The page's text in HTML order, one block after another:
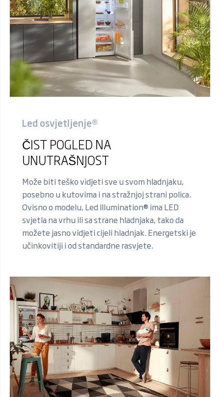
Led osvjetljenje®
ČIST POGLED NA
UNUTRAŠNJOST
Može biti teško vidjeti sve u svom hladnjaku,
posebno u kutovima i na stražnjoj strani polica.
Ovisno o modelu, Led Illumination® ima LED
svjetla na vrhu ili sa strane hladnjaka, tako da
možete jasno vidjeti cijeli hladnjak. Energetski je
učinkovitiji i od standardne rasvjete.